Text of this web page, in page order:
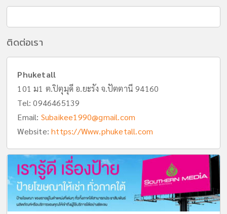
ติดต่อเรา
Phuketall
101 ม1 ต.ปิตุมุดี อ.ยะรัง จ.ปัตตานี 94160
Tel:0946465139
Email: Subaikee1990@gmail.com
Website:https://Www.phuketall.com